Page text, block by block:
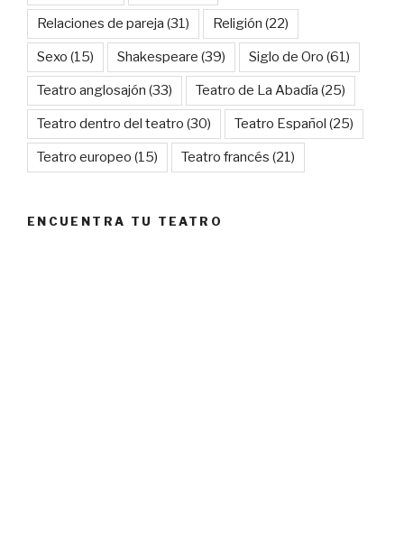
Relaciones de pareja (31) Religión (22)
Sexo (15) Shakespeare (39) Siglo de Oro (61)
Teatro anglosajón (33) Teatro de La Abadía (25)
Teatro dentro del teatro (30) Teatro Español (25)
Teatro europeo (15) Teatro francés (21)
ENCUENTRA TU TEATRO